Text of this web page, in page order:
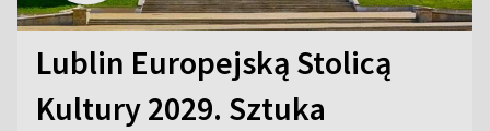
Lublin Europejską Stolicą
Kultury 2029. Sztuka